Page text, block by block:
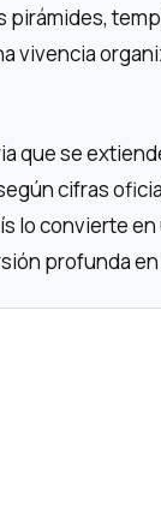
pirámides,
vivencia
que se
cifras
lo convierte
profunda